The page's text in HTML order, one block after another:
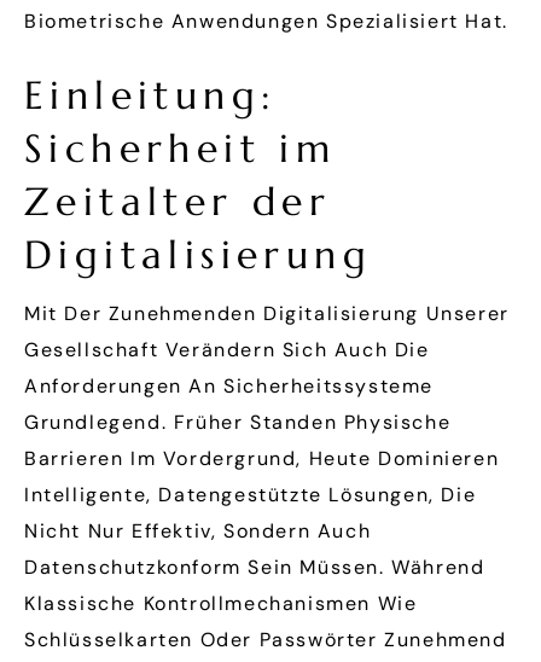
Biometrische Anwendungen Spezialisiert Hat.
Einleitung:
Sicherheit im
Zeitalter der
Digitalisierung
Mit Der Zunehmenden Digitalisierung Unserer
Gesellschaft Verändern Sich Auch Die
Anforderungen An Sicherheitssysteme
Grundlegend. Früher Standen Physische
Barrieren Im Vordergrund, Heute Dominieren
Intelligente, Datengestützte Lösungen, Die
Nicht Nur Effektiv, Sondern Auch
Datenschutzkonform Sein Müssen. Während
Klassische Kontrollmechanismen Wie
Schlüsselkarten Oder Passwörter Zunehmend